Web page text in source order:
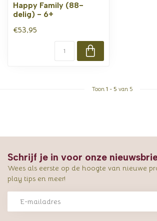
Happy Family (88-
delig) - 6+
€53,95
Toon 1 - 5 van 5
Schrijf je in voor onze
Wees als eerste op de hoogte van nieuwe
play tips en meer!